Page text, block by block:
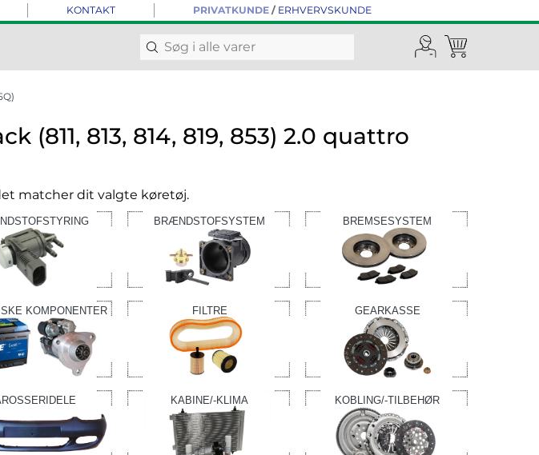
KONTAKT PRIVATKUNDE/ ERHVERVSKUNDE
(811, 813, 814, 819, 853) 2.0 quattro
matcher dit valgte køretøj.
BRÆNDSTOFSYSTEM BREMSESYSTEM
KOMPONENTER FILTRE GEARKASSE
KABINE/-KLIMA KOBLING/-TILBEHØR